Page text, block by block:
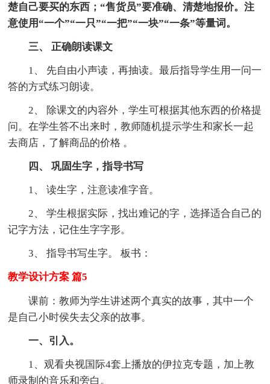
楚自己要买的东西；“售货员”要准确、清楚地报价。注
意使用“一个”“一只”“一把”“一块”“一条”等量词。
三、 正确朗读课文
1、 先自由小声读，再抽读。最后指导学生用一问一
答的方式练习朗读。
2、 除课文的内容外，学生可根据其他东西的价格提
问。在学生答不出来时，教师随机提示学生和家长一起
去商店，了解商品的价格 。
四、 巩固生字，指导书写
1、 读生字，注意读准字音。
2、 学生根据实际，找出难记的字，选择适合自己的
记字方法，记住生字字形。
3、 指导书写生字。 板书：
教学设计方案 篇5
课前：教师为学生讲述两个真实的故事，其中一个
是自己小时侯失去父亲的故事。
一、引入。
1、观看央视国际4套上播放的伊拉克专题，加上教
师录制的音乐和旁白。